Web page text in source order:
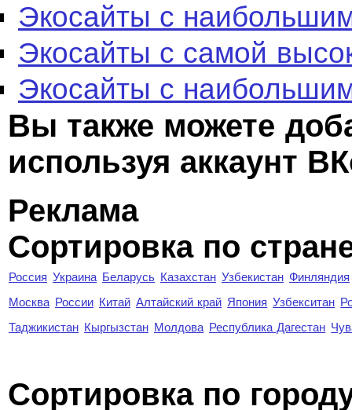
Экосайты с
Экосайты с самой
Экосайты с
Вы также можете
используя аккаунт
Реклама
Сортировка по
Россия Украина Беларусь Казахстан Узбекистан Финляндия
Москва России Китай Алтайский край Япония Узбекситан
Таджикистан Кыргызстан Молдова Республика Дагестан
Cортировка по